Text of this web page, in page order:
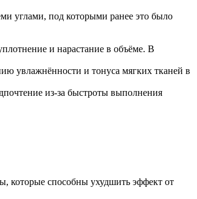
углами, под которыми ранее это было
и нарастание в объёме. В
увлажнённости и тонуса мягких тканей в
из-за быстроты выполнения
которые способны ухудшить эффект от